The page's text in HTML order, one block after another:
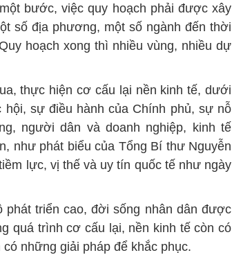
bước, việc quy hoạch phải được xây
số địa phương, một số ngành đến thời
hoạch xong thì nhiều vùng, nhiều dự
thực hiện cơ cấu lại nền kinh tế, dưới
sự điều hành của Chính phủ, sự nỗ
người dân và doanh nghiệp, kinh tế
như phát biểu của Tổng Bí thư Nguyễn
lực, vị thế và uy tín quốc tế như ngày
phát triển cao, đời sống nhân dân được
quá trình cơ cấu lại, nền kinh tế còn có
những giải pháp để khắc phục.